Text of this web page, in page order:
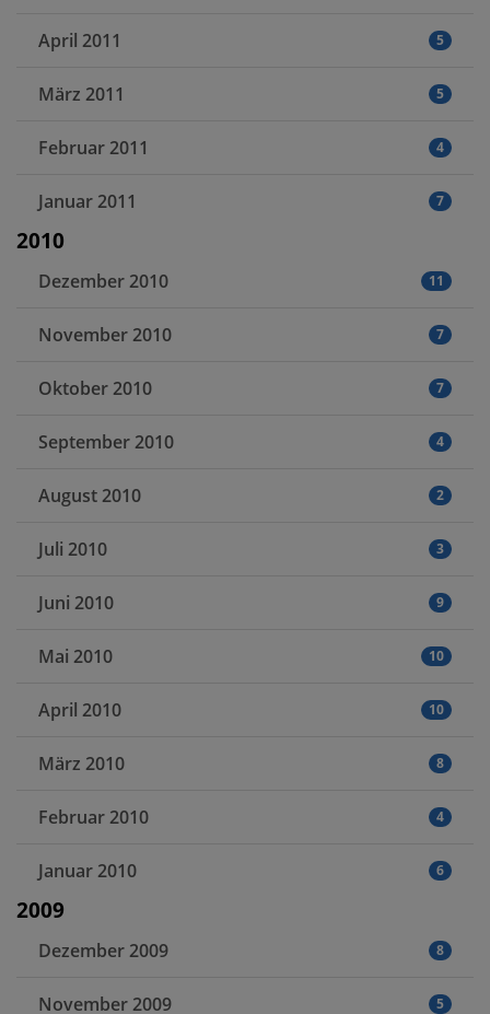
April 2011 5
März 2011 5
Februar 2011 4
Januar 2011 7
2010
Dezember 2010 11
November 2010 7
Oktober 2010 7
September 2010 4
August 2010 2
Juli 2010 3
Juni 2010 9
Mai 2010 10
April 2010 10
März 2010 8
Februar 2010 4
Januar 2010 6
2009
Dezember 2009 8
November 2009 5